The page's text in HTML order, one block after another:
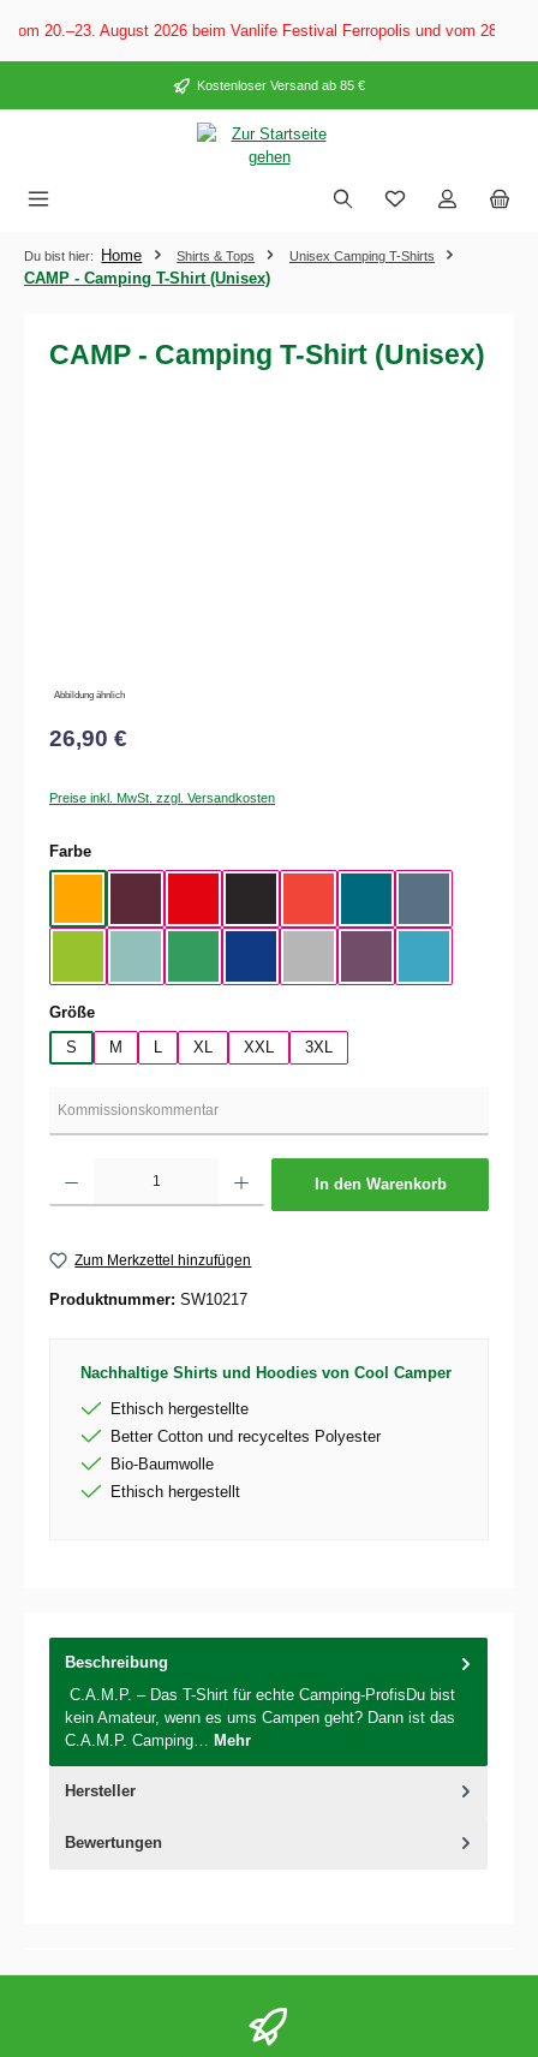
springen
20.–23. August 2026 beim Vanlife Festival Ferropolis und vom 28.
Kostenloser Versand ab 85 €
Du bist hier: Home Shirts & Tops Unisex Camping T-Shirts
CAMP - Camping T-Shirt (Unisex)
CAMP - Camping T-Shirt (Unisex)
Abbildung ähnlich
26,90 €
Preise inkl. MwSt. zzgl. Versandkosten
Farbeauswählen
Größeauswählen
S
M XL XXL 3XL
In den Warenkorb
Zum Merkzettel hinzufügen
Produktnummer: SW10217
Nachhaltige Shirts und Hoodies von Cool Camper
Ethisch hergestellte
Better Cotton und recyceltes Polyester
Bio-Baumwolle
Ethisch hergestellt
Beschreibung
C.A.M.P. – Das T-Shirt für echte Camping-ProfisDu bist
kein Amateur, wenn es ums Campen geht? Dann ist das
C.A.M.P. Camping… Mehr
Hersteller
Bewertungen